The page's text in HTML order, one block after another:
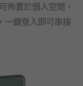
佈置於個人空間，
一鍵登入即可串接